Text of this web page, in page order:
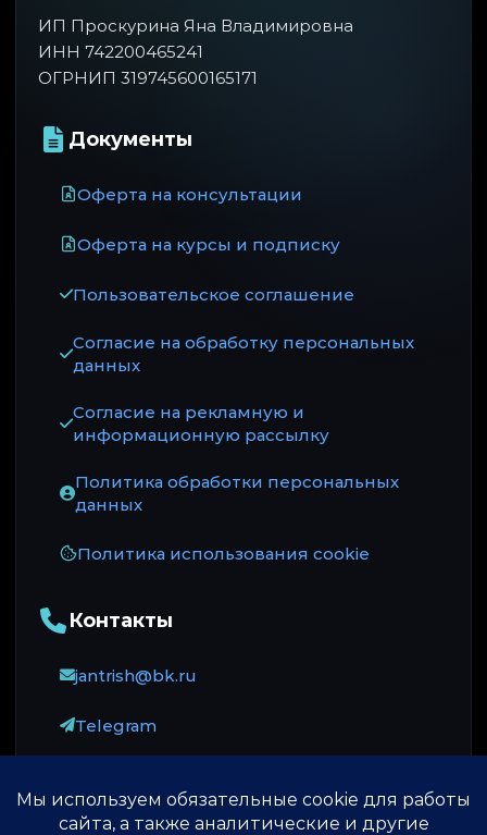
ИП Проскурина Яна Владимировна
ИНН 742200465241
ОГРНИП 319745600165171
Документы
Оферта на консультации
Оферта на курсы и подписку
Пользовательское соглашение
Согласие на обработку персональных
данных
Согласие на рекламную и
информационную рассылку
Политика обработки персональных
данных
Политика использования cookie
Контакты
jantrish@bk.ru
Telegram